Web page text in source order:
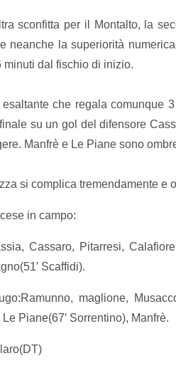
sconfitta per il Montalto, la
neanche la superiorità
minuti dal fischio di inizio.
che regala comunque
su un gol del difensore
Manfrè e Le Piane sono
si complica tremendamente e
in campo:
Cassaro, Pitarresi,
Scaffidi).
maglione,
Piane(67′ Sorrentino), Manfrè.